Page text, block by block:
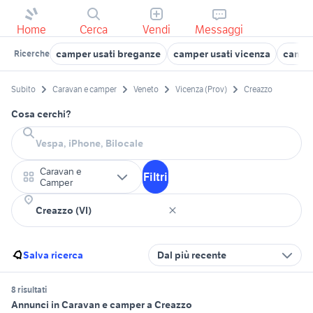
Home Cerca Vendi Messaggi
Ricerche camper usati breganze camper usati vicenza
Subito Caravan e camper Veneto Vicenza (Prov) Creazzo
Cosa cerchi?
Caravan e
Camper
Filtri
Salva ricerca Dal più recente
8 risultati
Annunci in Caravan e camper a Creazzo